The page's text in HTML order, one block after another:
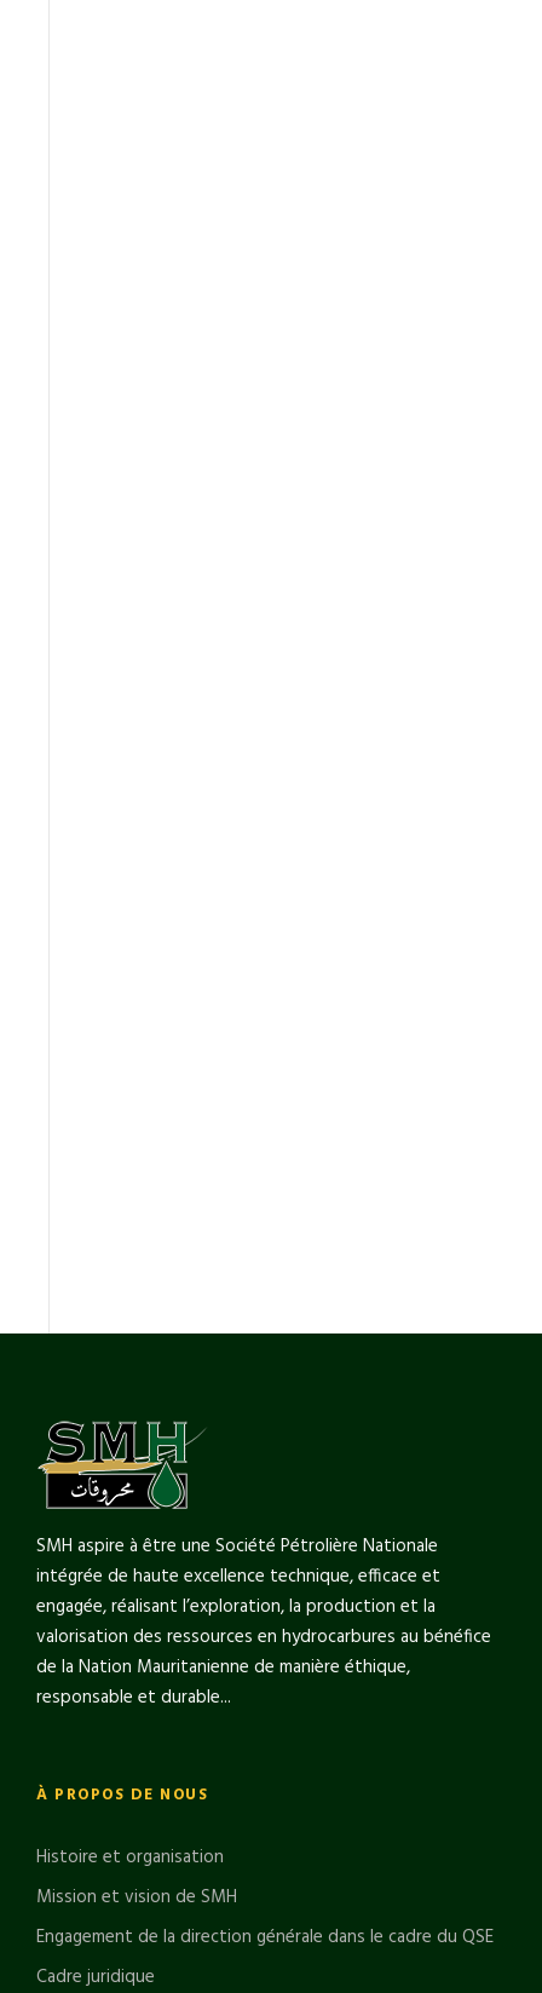
SMH aspire à être une Société Pétrolière Nationale
intégrée de haute excellence technique, efficace et
engagée, réalisant l’exploration, la production et la
valorisation des ressources en hydrocarbures au bénéfice
de la Nation Mauritanienne de manière éthique,
responsable et durable...
À PROPOS DE NOUS
Histoire et organisation
Mission et vision de SMH
Engagement de la direction générale dans le cadre du QSE
Cadre juridique